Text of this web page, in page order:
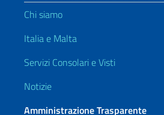
Chi siamo
Italia e Malta
Servizi Consolari e Visti
Notizie
Amministrazione Trasparente